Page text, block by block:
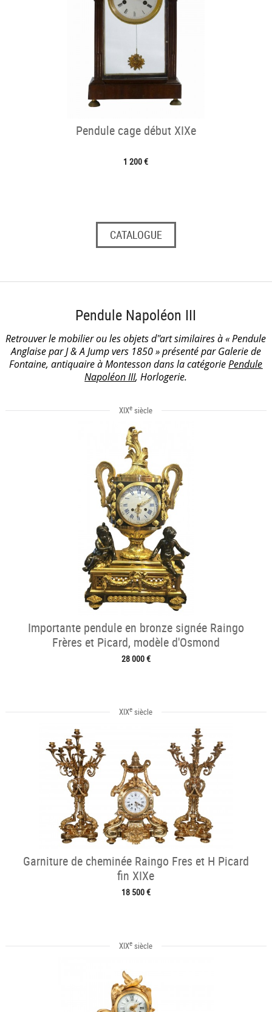
Pendule cage début XIXe
1 200 €
CATALOGUE
Pendule Napoléon III
Retrouver le mobilier ou les objets d''art similaires à « Pendule
Anglaise par J & A Jump vers 1850 » présenté par Galerie de
Fontaine, antiquaire à Montesson dans la catégoriePendule
Napoléon III, Horlogerie.
XIXe siècle
Importante pendule en bronze signée Raingo
Frères et Picard, modèle d'Osmond
28 000 €
XIXe siècle
Garniture de cheminée Raingo Fres et H Picard
fin XIXe
18 500 €
XIXe siècle